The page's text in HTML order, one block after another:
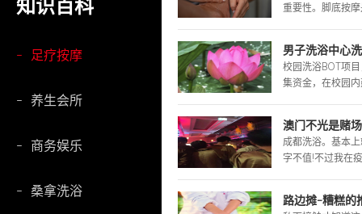
知识百科
- 足疗按摩
- 养生会所
- 商务娱乐
- 桑拿洗浴
重要性。脚底按
男子洗浴中心
校园洗浴BOT项
集资金，在校园
澳门不光是赌
成都洗浴。基本
字不值!不过我在
路边摊-糟糕的